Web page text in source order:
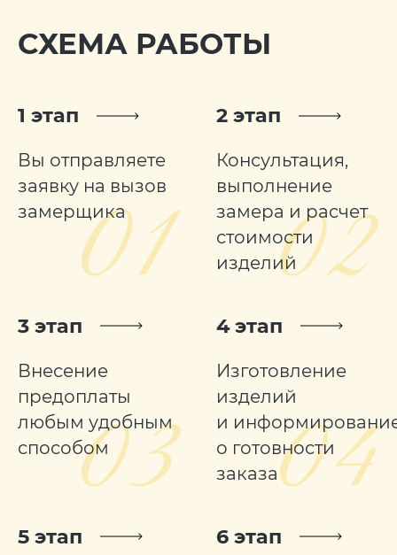
СХЕМА РАБОТЫ
1 этап
Вы отправляете
заявку на вызов
замерщика
2 этап
Консультация,
выполнение
замера и расчет
стоимости
изделий
3 этап
Внесение
предоплаты
любым удобным
способом
4 этап
Изготовление
изделий
и
о готовности
заказа
5 этап 6 этап